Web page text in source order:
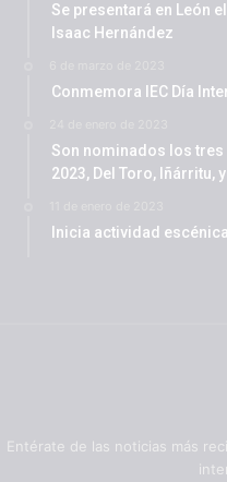
Se presentará en León
Isaac Hernández
Conmemora IEC Día
Son nominados los
2023, Del Toro, Iñárritu,
Inicia actividad
Entérate de las noticias más